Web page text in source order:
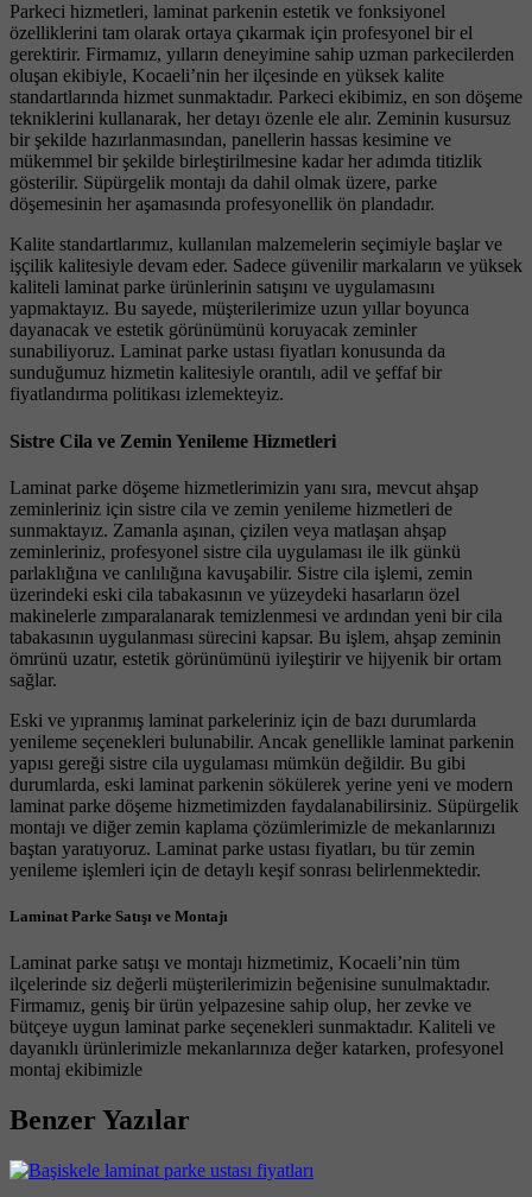
Parkeci hizmetleri, laminat parkenin estetik ve fonksiyonel
özelliklerini tam olarak ortaya çıkarmak için profesyonel bir el
gerektirir. Firmamız, yılların deneyimine sahip uzman parkecilerden
oluşan ekibiyle, Kocaeli’nin her ilçesinde en yüksek kalite
standartlarında hizmet sunmaktadır. Parkeci ekibimiz, en son döşeme
tekniklerini kullanarak, her detayı özenle ele alır. Zeminin kusursuz
bir şekilde hazırlanmasından, panellerin hassas kesimine ve
mükemmel bir şekilde birleştirilmesine kadar her adımda titizlik
gösterilir. Süpürgelik montajı da dahil olmak üzere, parke
döşemesinin her aşamasında profesyonellik ön plandadır.
Kalite standartlarımız, kullanılan malzemelerin seçimiyle başlar ve
işçilik kalitesiyle devam eder. Sadece güvenilir markaların ve yüksek
kaliteli laminat parke ürünlerinin satışını ve uygulamasını
yapmaktayız. Bu sayede, müşterilerimize uzun yıllar boyunca
dayanacak ve estetik görünümünü koruyacak zeminler
sunabiliyoruz. Laminat parke ustası fiyatları konusunda da
sunduğumuz hizmetin kalitesiyle orantılı, adil ve şeffaf bir
fiyatlandırma politikası izlemekteyiz.
Sistre Cila ve Zemin Yenileme Hizmetleri
Laminat parke döşeme hizmetlerimizin yanı sıra, mevcut ahşap
zeminleriniz için sistre cila ve zemin yenileme hizmetleri de
sunmaktayız. Zamanla aşınan, çizilen veya matlaşan ahşap
zeminleriniz, profesyonel sistre cila uygulaması ile ilk günkü
parlaklığına ve canlılığına kavuşabilir. Sistre cila işlemi, zemin
üzerindeki eski cila tabakasının ve yüzeydeki hasarların özel
makinelerle zımparalanarak temizlenmesi ve ardından yeni bir cila
tabakasının uygulanması sürecini kapsar. Bu işlem, ahşap zeminin
ömrünü uzatır, estetik görünümünü iyileştirir ve hijyenik bir ortam
sağlar.
Eski ve yıpranmış laminat parkeleriniz için de bazı durumlarda
yenileme seçenekleri bulunabilir. Ancak genellikle laminat parkenin
yapısı gereği sistre cila uygulaması mümkün değildir. Bu gibi
durumlarda, eski laminat parkenin sökülerek yerine yeni ve modern
laminat parke döşeme hizmetimizden faydalanabilirsiniz. Süpürgelik
montajı ve diğer zemin kaplama çözümlerimizle de mekanlarınızı
baştan yaratıyoruz. Laminat parke ustası fiyatları, bu tür zemin
yenileme işlemleri için de detaylı keşif sonrası belirlenmektedir.
Laminat Parke Satışı ve Montajı
Laminat parke satışı ve montajı hizmetimiz, Kocaeli’nin tüm
ilçelerinde siz değerli müşterilerimizin beğenisine sunulmaktadır.
Firmamız, geniş bir ürün yelpazesine sahip olup, her zevke ve
bütçeye uygun laminat parke seçenekleri sunmaktadır. Kaliteli ve
dayanıklı ürünlerimizle mekanlarınıza değer katarken, profesyonel
montaj ekibimizle
Benzer Yazılar